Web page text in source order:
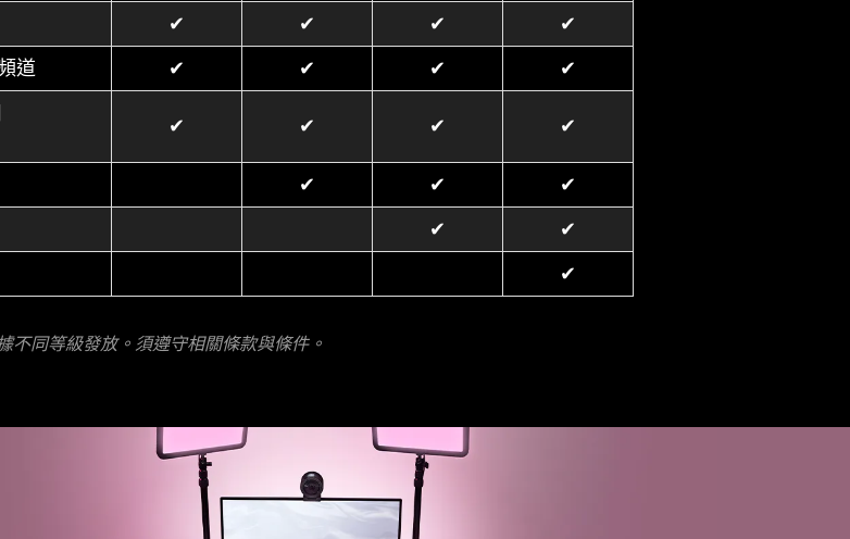
✔ ✔ ✔ ✔
道 ✔ ✔ ✔ ✔
✔ ✔ ✔ ✔
✔ ✔ ✔
✔ ✔
✔
不同等級發放。須遵守相關條款與條件。